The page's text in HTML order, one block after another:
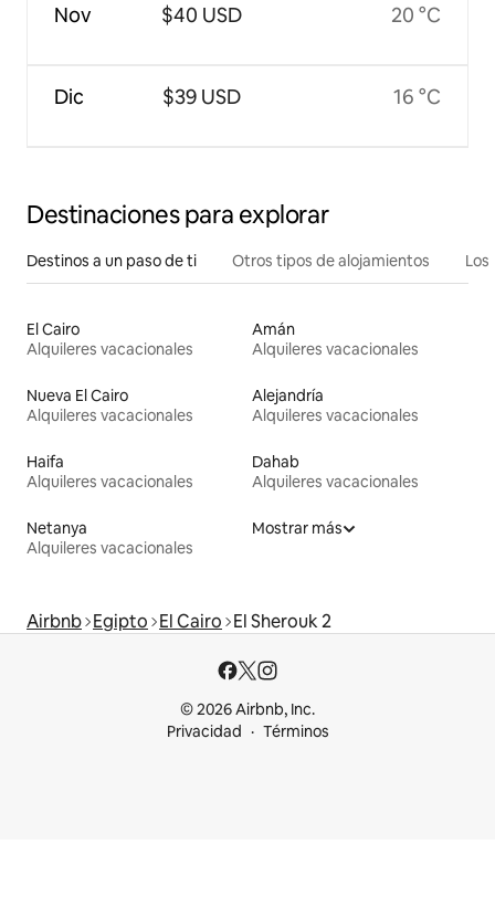
Nov
Dic
$40 USD
$39 USD
20 °C
16 °C
Destinaciones para explorar
Destinos a un paso de ti Otros tipos de alojamientos
El Cairo
Alquileres vacacionales
Amán
Alquileres vacacionales
Nueva El Cairo
Alquileres vacacionales
Alejandría
Alquileres vacacionales
Haifa
Alquileres vacacionales
Dahab
Alquileres vacacionales
Netanya
Alquileres vacacionales
Mostrar más
Airbnb Egipto El Cairo El Sherouk 2
© 2026 Airbnb, Inc.
Privacidad
Términos